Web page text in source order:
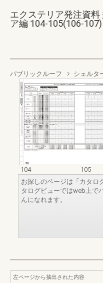
エクステリア発注資料
ア編 104-105(106-107)
パブリックルーフ シェルタ
104
105
お探しのページは「カタロ
タログビューではweb上で
んになれます。
左ページから抽出された内容